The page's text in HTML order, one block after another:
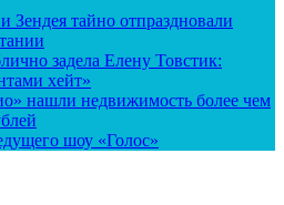
Зендея тайно отпраздновали
задела Елену Товстик:
хейт»
нашли недвижимость более чем
шоу «Голос»